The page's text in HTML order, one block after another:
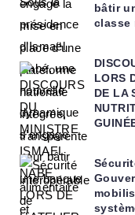
bâtir
classe
LORS
DE LA